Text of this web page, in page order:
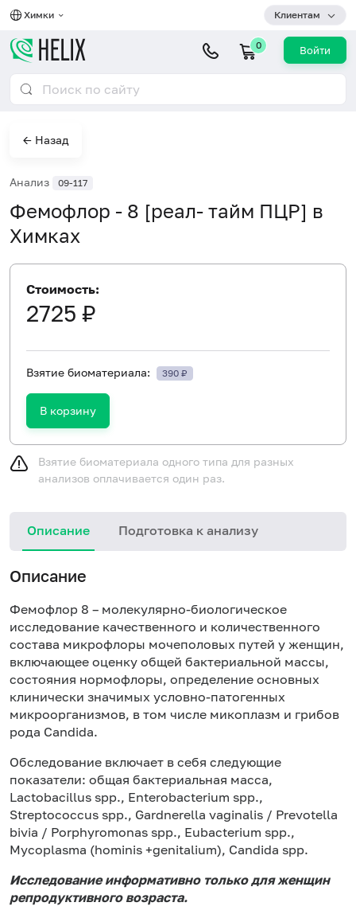
Химки Клиентам
0 Войти
← Назад
Анализ 09-117
Фемофлор - 8 [реал- тайм ПЦР] в
Химках
Стоимость:
2725 ₽
Взятие биоматериала: 390 ₽
В корзину
Взятие биоматериала одного типа для разных
анализов оплачивается один раз.
Описание Подготовка к анализу
Описание
Фемофлор 8 – молекулярно-биологическое
исследование качественного и количественного
состава микрофлоры мочеполовых путей у женщин,
включающее оценку общей бактериальной массы,
состояния нормофлоры, определение основных
клинически значимых условно-патогенных
микроорганизмов, в том числе микоплазм и грибов
рода Candida.
Обследование включает в себя следующие
показатели: общая бактериальная масса,
Lactobacillus spp., Enterobacterium spp.,
Streptococcus spp., Gardnerella vaginalis / Prevotella
bivia / Porphyromonas spp., Eubacterium spp.,
Mycoplasma (hominis +genitalium), Сandida spp.
Исследование информативно только для женщин
репродуктивного возраста.